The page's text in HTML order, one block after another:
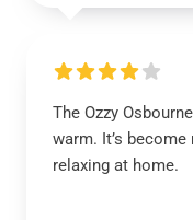
The Ozzy
warm. It’s
relaxing at home.